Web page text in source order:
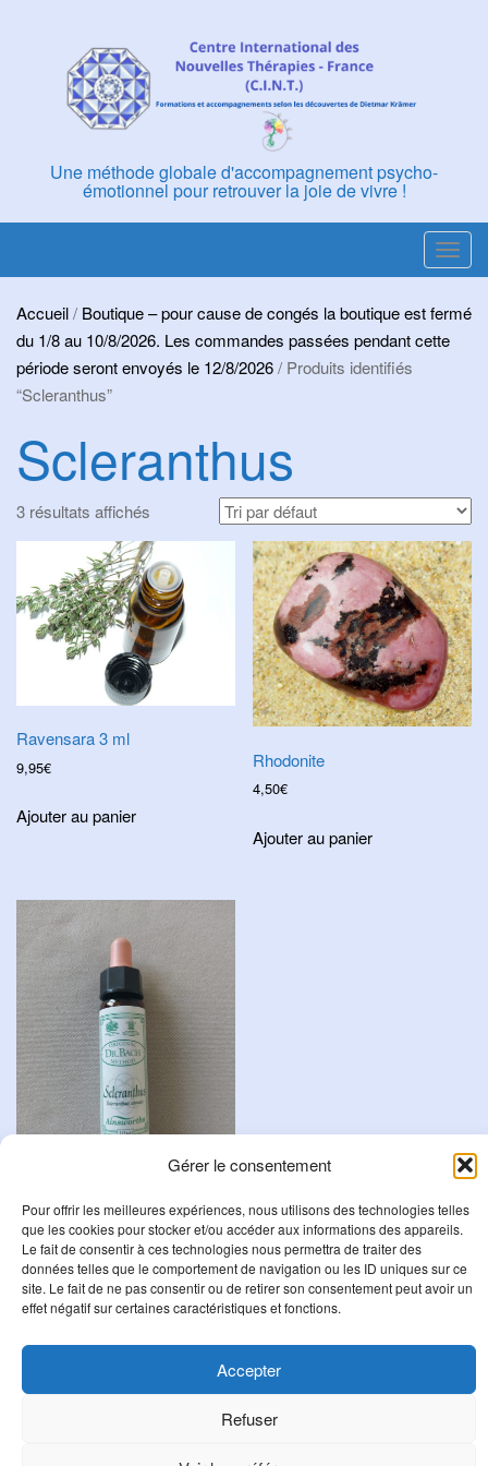
Gérer le consentement
Pour offrir les meilleures expériences, nous utilisons des technologies telles
que les cookies pour stocker et/ou accéder aux informations des appareils.
Le fait de consentir à ces technologies nous permettra de traiter des
données telles que le comportement de navigation ou les ID uniques sur ce
site. Le fait de ne pas consentir ou de retirer son consentement peut avoir un
effet négatif sur certaines caractéristiques et fonctions.
Accepter
Refuser
Une méthode globale d'accompagnement psycho-
émotionnel pour retrouver la joie de vivre !
T
o
g
g
i
g
a
t
i
o
n
Accueil/ Boutique – pour cause de congés la boutique est fermé
du 1/8 au 10/8/2026. Les commandes passées pendant cette
période seront envoyés le 12/8/2026/ Produits identifiés
“Scleranthus”
Scleranthus
3 résultats affichés
Ravensara 3 ml
9,95€
Ajouter au panier
Rhodonite
4,50€
Ajouter au panier
Scleranthus
8,95€
Ajouter au panier
R